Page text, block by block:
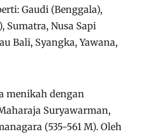
Gaudi (Benggala),
Sumatra, Nusa Sapi
Bali, Syangka, Yawana,
menikah dengan
Suryawarman,
(535-561 M). Oleh